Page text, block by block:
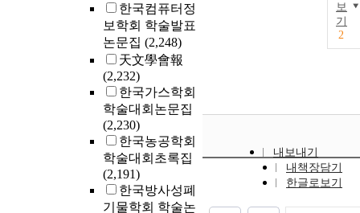
한국컴퓨터정
보학회 학술발표
논문집 (2,248)
天文學會報
(2,232)
한국가스학회
학술대회논문집
(2,230)
한국농공학회
학술대회초록집
(2,191)
한국방사성폐
기물학회 학술논
보
기
2
내보내기
내책장담기
한글로보기